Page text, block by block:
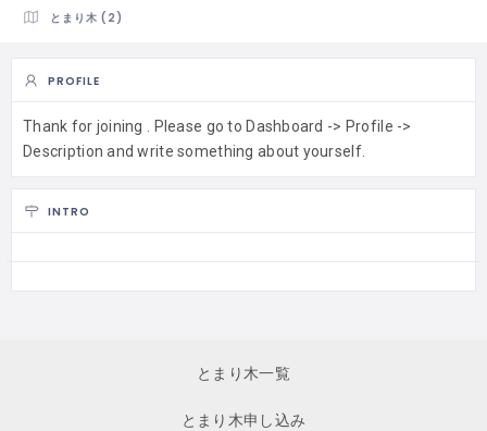
とまり木 (2)
PROFILE
Thank for joining . Please go to Dashboard -> Profile ->
Description and write something about yourself.
INTRO
とまり木一覧
とまり木申し込み